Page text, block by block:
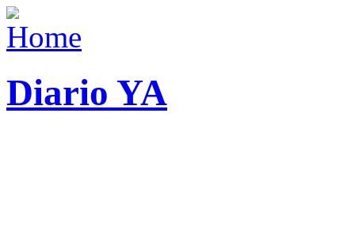
Diario YA